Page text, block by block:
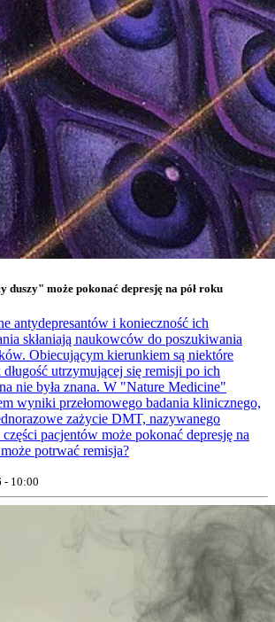
duszy" może pokonać depresję na pół roku
antydepresantów i konieczność ich
skłaniają naukowców do poszukiwania
Obiecującym kierunkiem są niektóre
utrzymującej się remisji po ich
nie była znana. W "Nature Medicine"
wyniki przełomowego badania klinicznego,
zażycie DMT, nazywanego
pacjentów może pokonać depresję na
potrwać remisja?
- 10:00